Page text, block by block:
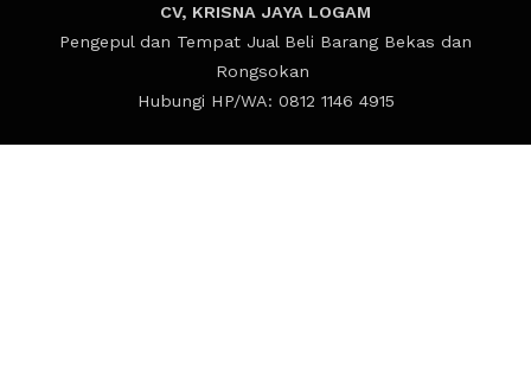
CV, KRISNA JAYA LOGAM
Pengepul dan Tempat Jual Beli Barang Bekas dan
Rongsokan
Hubungi HP/WA: 0812 1146 4915